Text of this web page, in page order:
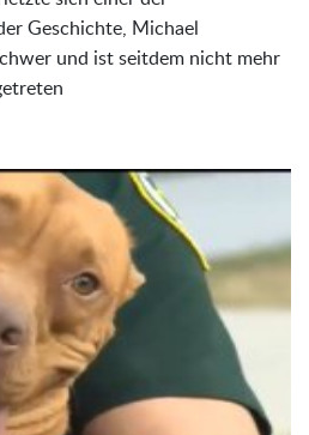
Geschichte, Michael
und ist seitdem nicht mehr